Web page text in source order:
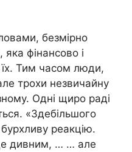
безмірно
яка фінансово і
їх. Тим часом люди,
трохи незвичайну
Одні щиро раді
«Здебільшого
реакцію.
дивним, … … але